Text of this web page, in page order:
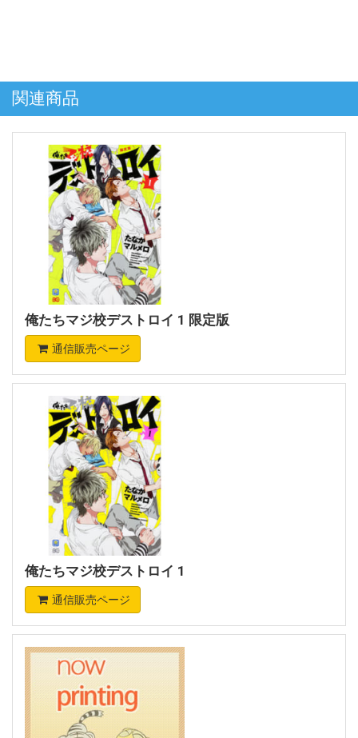
関連商品
俺たちマジ校デストロイ 1 限定版
通信販売ページ
俺たちマジ校デストロイ 1
通信販売ページ